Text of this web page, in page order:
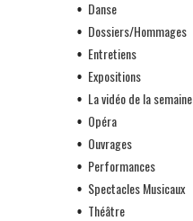
Danse
Dossiers/Hommages
Entretiens
Expositions
La vidéo de la semaine
Opéra
Ouvrages
Performances
Spectacles Musicaux
Théâtre